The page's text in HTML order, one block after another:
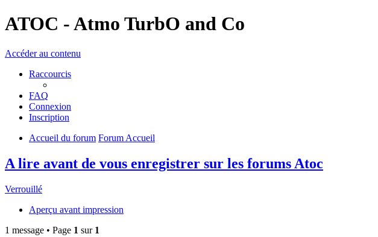
ATOC - Atmo TurbO and Co
Accéder au contenu
Raccourcis
FAQ
Connexion
Inscription
Accueil du forum Forum Accueil
A lire avant de vous enregistrer sur les forums Atoc
Verrouillé
Aperçu avant impression
1 message • Page 1 sur 1